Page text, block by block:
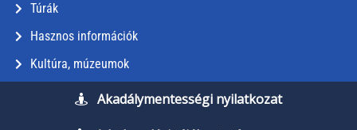
Túrák
Hasznos információk
Kultúra, múzeumok
Akadálymentességi nyilatkozat